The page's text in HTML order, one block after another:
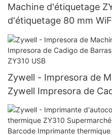
Machine d'étiquetage
d'étiquetage 80 mm
Code d'autocollant
Zywell - Impresora de
Zywell Impresora de
Thermal Label